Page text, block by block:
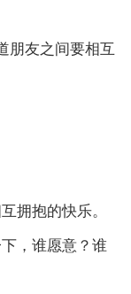
朋友之间要相互
拥抱的快乐。
，谁愿意？谁